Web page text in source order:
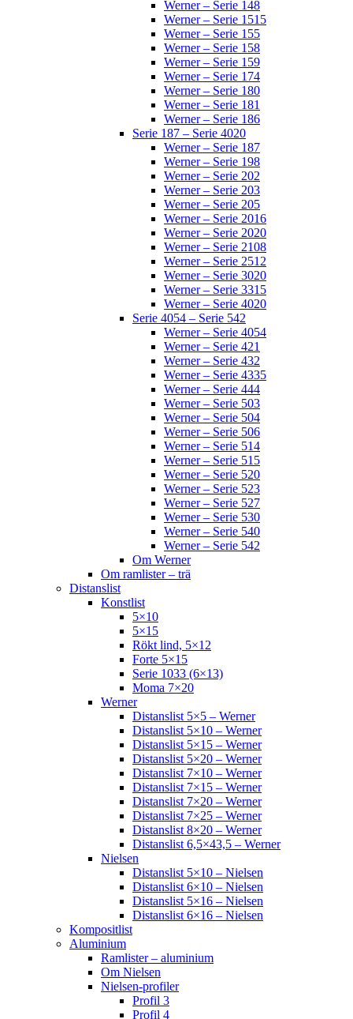
Werner – Serie 148
Werner – Serie 1515
Werner – Serie 155
Werner – Serie 158
Werner – Serie 159
Werner – Serie 174
Werner – Serie 180
Werner – Serie 181
Werner – Serie 186
Serie 187 – Serie 4020
Werner – Serie 187
Werner – Serie 198
Werner – Serie 202
Werner – Serie 203
Werner – Serie 205
Werner – Serie 2016
Werner – Serie 2020
Werner – Serie 2108
Werner – Serie 2512
Werner – Serie 3020
Werner – Serie 3315
Werner – Serie 4020
Serie 4054 – Serie 542
Werner – Serie 4054
Werner – Serie 421
Werner – Serie 432
Werner – Serie 4335
Werner – Serie 444
Werner – Serie 503
Werner – Serie 504
Werner – Serie 506
Werner – Serie 514
Werner – Serie 515
Werner – Serie 520
Werner – Serie 523
Werner – Serie 527
Werner – Serie 530
Werner – Serie 540
Werner – Serie 542
Om Werner
Om ramlister – trä
Distanslist
Konstlist
5×10
5×15
Rökt lind, 5×12
Forte 5×15
Serie 1033 (6×13)
Moma 7×20
Werner
Distanslist 5×5 – Werner
Distanslist 5×10 – Werner
Distanslist 5×15 – Werner
Distanslist 5×20 – Werner
Distanslist 7×10 – Werner
Distanslist 7×15 – Werner
Distanslist 7×20 – Werner
Distanslist 7×25 – Werner
Distanslist 8×20 – Werner
Distanslist 6,5×43,5 – Werner
Nielsen
Distanslist 5×10 – Nielsen
Distanslist 6×10 – Nielsen
Distanslist 5×16 – Nielsen
Distanslist 6×16 – Nielsen
Kompositlist
Aluminium
Ramlister – aluminium
Om Nielsen
Nielsen-profiler
Profil 3
Profil 4